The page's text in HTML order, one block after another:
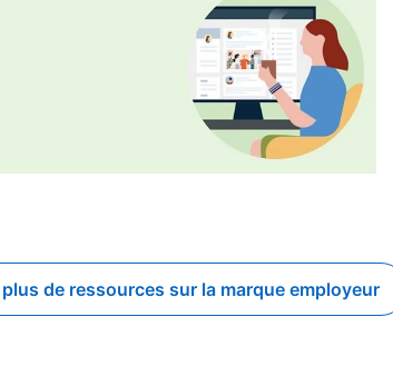
de ressources sur la marque employeur